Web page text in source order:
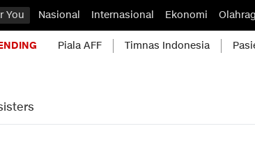
You Nasional Internasional Ekonomi
Piala AFF Timnas Indonesia